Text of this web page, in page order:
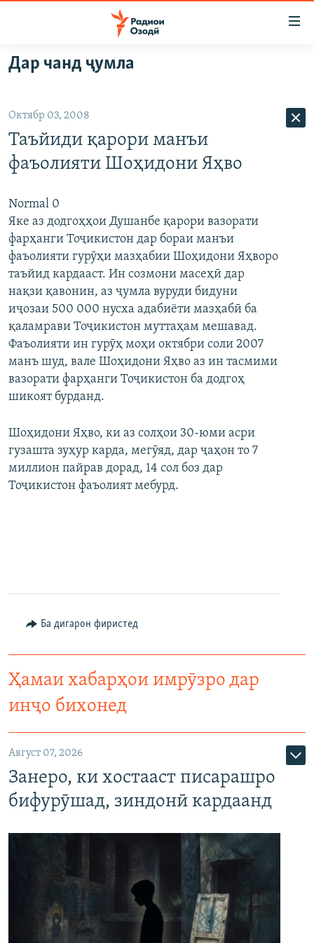
Ҷаҳиш
ба
аслӣ
Ҷаҳиш
ба
феҳристи
аслӣ
Ҷаҳиш
ба
ҷустор
ГӮШАҲО
ОСИЁИ МАРКАЗӢ
ФАРҲАНГ
МЕҲМОНИ ОЗОДӢ
ВАРЗИШ
РӮЗГОРИ МУҲОҶИР
САЛОМ, ХОҲАР
ТАҲҚИҚОТ
ҶАНГ ДАР УКРАИНА
НАЗАРИ МАРДУМ
БЛОГИСТОН
ОЗОДӢ ОНЛАЙН
ЧАНДРАСОНАӢ
ВИДЕО
НИГОРИСТОН
ГУЗОРИШҲОИ РАДИОӢ
РӮЙХАТҲО
КИТОБҲОИ ОЗОДӢ
Русский
ПАЙГИРӢ КУНЕД
Ҳамаи сомонаҳои RFE/RL
Дар чанд ҷумла
Октябр 03, 2008
Таъйиди қарори манъи
фаъолияти Шоҳидони Яҳво
Normal 0
Яке аз додгоҳҳои Душанбе қарори вазорати
фарҳанги Тоҷикистон дар бораи манъи
фаъолияти гурӯҳи мазҳабии Шоҳидони Яҳворо
таъйид кардааст. Ин созмони масеҳӣ дар
нақзи қавонин, аз ҷумла вуруди бидуни
иҷозаи 500 000 нусха адабиёти мазҳабӣ ба
қаламрави Тоҷикистон муттаҳам мешавад.
Фаъолияти ин гурӯҳ моҳи октябри соли 2007
манъ шуд, вале Шоҳидони Яҳво аз ин тасмими
вазорати фарҳанги Тоҷикистон ба додгоҳ
шикоят бурданд.
Шоҳидони Яҳво, ки аз солҳои 30-юми асри
гузашта зуҳур карда, мегӯяд, дар ҷаҳон то 7
миллион пайрав дорад, 14 сол боз дар
Тоҷикистон фаъолият мебурд.
Ба дигарон фиристед
Ҳамаи хабарҳои имрӯзро дар
инҷо бихонед
Август 07, 2026
Занеро, ки хостааст писарашро
бифурӯшад, зиндонӣ кардаанд